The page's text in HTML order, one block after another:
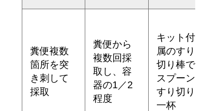
糞便複数
箇所を突
き刺して
採取
糞便から
複数回採
取し、容
器の1／2
程度
キット付
属のすり
切り棒で
スプーン
すり切り
一杯